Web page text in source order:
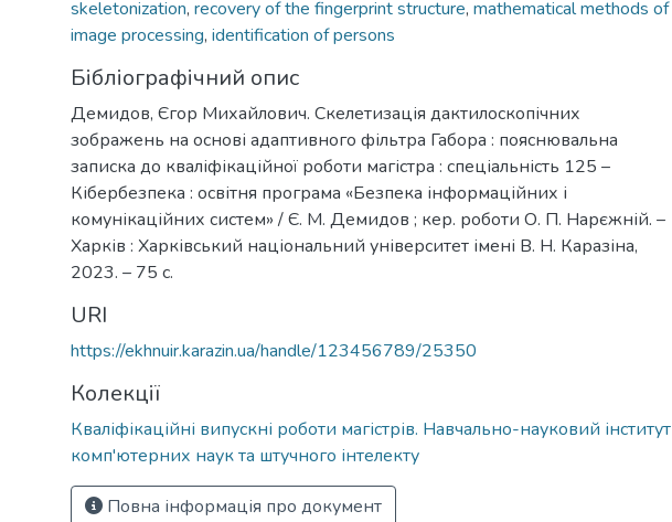
skeletonization, recovery of the fingerprint structure, mathematical methods of
image processing, identification of persons
Бібліографічний опис
Демидов, Єгор Михайлович. Скелетизація дактилоскопічних
зображень на основі адаптивного фільтра Габора : пояснювальна
записка до кваліфікаційної роботи магістра : спеціальність 125 –
Кібербезпека : освітня програма «Безпека інформаційних і
комунікаційних систем» / Є. М. Демидов ; кер. роботи О. П. Нарєжній. –
Харків : Харківський національний університет імені В. Н. Каразіна,
2023. – 75 с.
URI
https://ekhnuir.karazin.ua/handle/123456789/25350
Колекції
Кваліфікаційні випускні роботи магістрів. Навчально-науковий інститут
комп'ютерних наук та штучного інтелекту
Повна інформація про документ